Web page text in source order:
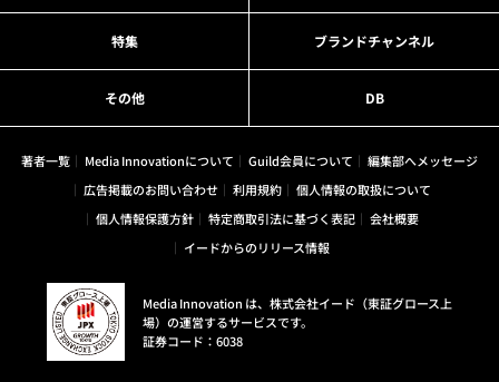
特集 ブランドチャンネル
その他 DB
著者一覧 Media Innovationについて Guild会員について
編集部へメッセージ
広告掲載のお問い合わせ
利用規約
個人情報の取扱について
個人情報保護方針
特定商取引法に基づく表記
会社概要
イードからのリリース情報
Media Innovation は、株式会社イード（東証グロース上
場）の運営するサービスです。
証券コード：6038